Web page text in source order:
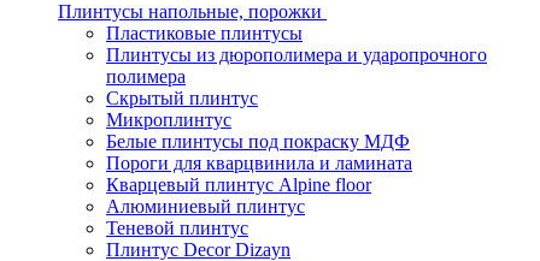
Плинтусы напольные, порожки
Пластиковые плинтусы
Плинтусы из дюрополимера и ударопрочного
полимера
Скрытый плинтус
Микроплинтус
Белые плинтусы под покраску МДФ
Пороги для кварцвинила и ламината
Кварцевый плинтус Alpine floor
Алюминиевый плинтус
Теневой плинтус
Плинтус Decor Dizayn